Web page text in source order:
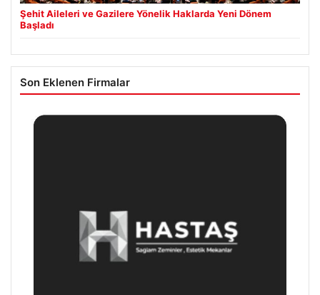
Şehit Aileleri ve Gazilere Yönelik Haklarda Yeni Dönem
Başladı
Son Eklenen Firmalar